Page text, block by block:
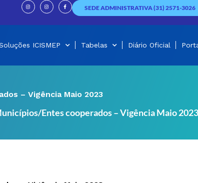
I
n
s
t
g
I
n
s
t
g
F
a
c
e
o
SEDE ADMINISTRATIVA (31) 2571-3026
ICISMEP Tabelas Diário Oficial
– Vigência Maio 2023
Entes cooperados – Vigência Maio 2023